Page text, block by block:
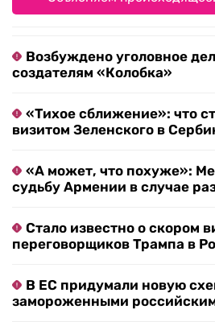
Возбуждено уголовное
создателям «Колобка»
«Тихое сближение»: что
визитом Зеленского в
«А может, что похуже»:
судьбу Армении в случае
Стало известно о скором
переговорщиков Трампа в
В ЕС придумали новую
замороженными